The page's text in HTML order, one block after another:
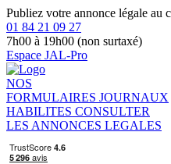
Publiez votre annonce légale au
01 84 21 09 27
7h00 à 19h00 (non surtaxé)
Espace JAL-Pro
NOS
FORMULAIRES JOURNAUX
HABILITES CONSULTER
LES ANNONCES LEGALES